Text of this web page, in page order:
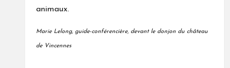
animaux.
Marie Lelong, guide-conférencière, devant le donjon du château
de Vincennes